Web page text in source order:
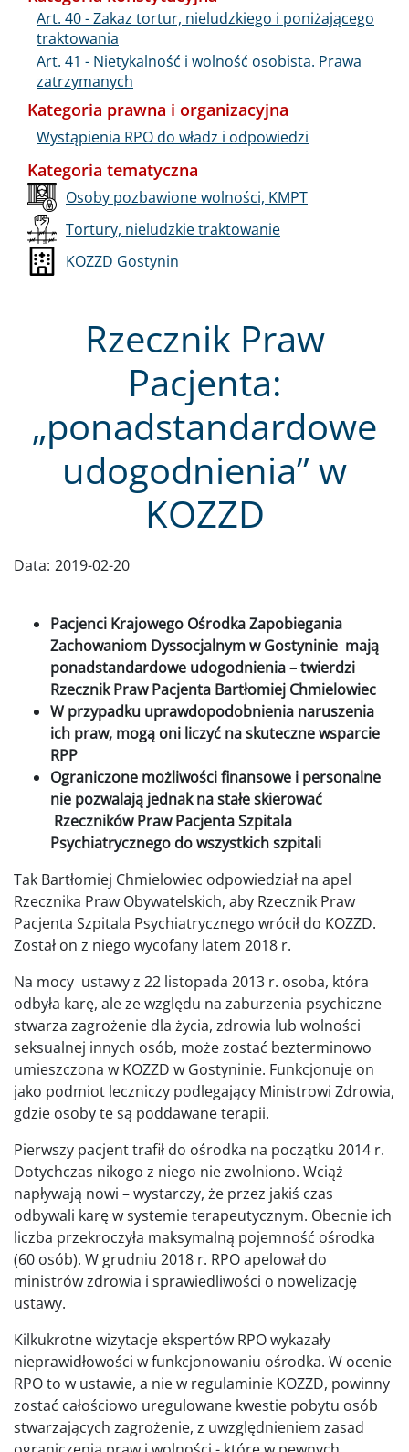
Rzecznik Praw
Pacjenta:
„ponadstandardowe
udogodnienia” w
KOZZD
Data: 2019-02-20
Pacjenci Krajowego Ośrodka Zapobiegania
Zachowaniom Dyssocjalnym w Gostyninie mają
ponadstandardowe udogodnienia – twierdzi
Rzecznik Praw Pacjenta Bartłomiej Chmielowiec
W przypadku uprawdopodobnienia naruszenia
ich praw, mogą oni liczyć na skuteczne wsparcie
RPP
Ograniczone możliwości finansowe i personalne
nie pozwalają jednak na stałe skierować
Rzeczników Praw Pacjenta Szpitala
Psychiatrycznego do wszystkich szpitali
Tak Bartłomiej Chmielowiec odpowiedział na apel
Rzecznika Praw Obywatelskich, aby Rzecznik Praw
Pacjenta Szpitala Psychiatrycznego wrócił do KOZZD.
Został on z niego wycofany latem 2018 r.
Na mocy ustawy z 22 listopada 2013 r. osoba, która
odbyła karę, ale ze względu na zaburzenia psychiczne
stwarza zagrożenie dla życia, zdrowia lub wolności
seksualnej innych osób, może zostać bezterminowo
umieszczona w KOZZD w Gostyninie. Funkcjonuje on
jako podmiot leczniczy podlegający Ministrowi Zdrowia,
gdzie osoby te są poddawane terapii.
Pierwszy pacjent trafił do ośrodka na początku 2014 r.
Dotychczas nikogo z niego nie zwolniono. Wciąż
napływają nowi – wystarczy, że przez jakiś czas
odbywali karę w systemie terapeutycznym. Obecnie ich
liczba przekroczyła maksymalną pojemność ośrodka
(60 osób). W grudniu 2018 r. RPO apelował do
ministrów zdrowia i sprawiedliwości o nowelizację
ustawy.
Kilkukrotne wizytacje ekspertów RPO wykazały
nieprawidłowości w funkcjonowaniu ośrodka. W ocenie
RPO to w ustawie, a nie w regulaminie KOZZD, powinny
zostać całościowo uregulowane kwestie pobytu osób
stwarzających zagrożenie, z uwzględnieniem zasad
Art. 40 - Zakaz tortur, nieludzkiego i poniżającego
traktowania
Art. 41 - Nietykalność i wolność osobista. Prawa
zatrzymanych
Kategoria prawna i organizacyjna
Wystąpienia RPO do władz i odpowiedzi
Kategoria tematyczna
Osoby pozbawione wolności, KMPT
Tortury, nieludzkie traktowanie
KOZZD Gostynin